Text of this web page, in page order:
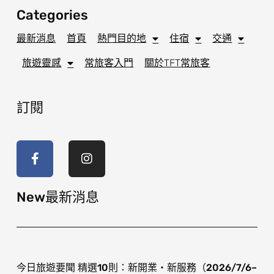
Categories
最新消息 首頁 熱門目的地 住宿 交通
旅遊靈感 常旅客入門 關於TFT常旅客
訂閱
c
o
-
s
g
r
m
New最新消息
今日旅遊要聞 精選10則：新開業・新服務（2026/7/6–